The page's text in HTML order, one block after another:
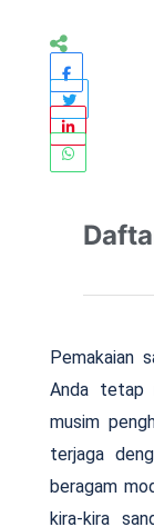
Pemakaian
Anda tetap
musim
terjaga
beragam
kira-kira